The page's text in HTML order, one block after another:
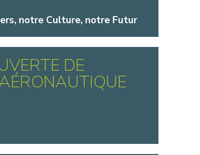
notre Culture, notre Futur
DE